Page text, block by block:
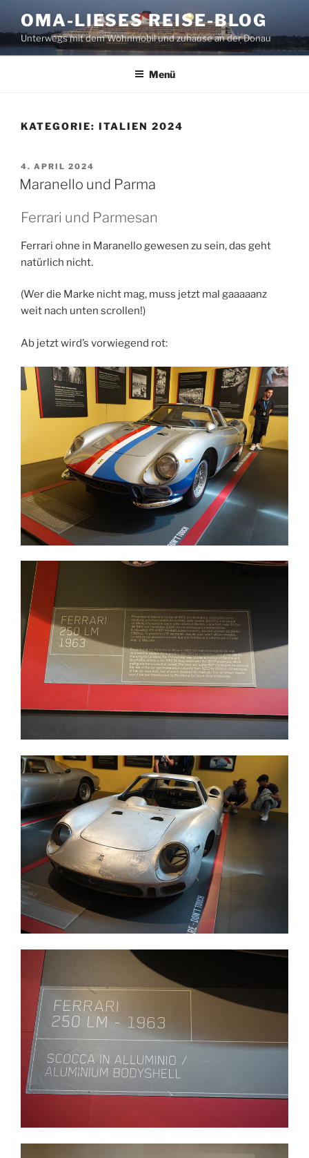
Inhalt
springen
OMA-LIESES REISE-BLOG
Unterwegs mit dem Wohnmobil und zuhause an der Donau
Menü
KATEGORIE: ITALIEN 2024
VERÖFFENTLICHT
AM
4. APRIL 2024
Maranello und Parma
Ferrari und Parmesan
Ferrari ohne in Maranello gewesen zu sein, das geht
natürlich nicht.
(Wer die Marke nicht mag, muss jetzt mal gaaaaanz
weit nach unten scrollen!)
Ab jetzt wird’s vorwiegend rot: